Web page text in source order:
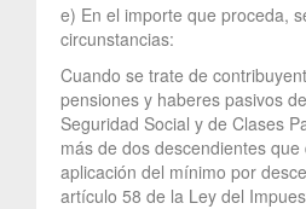
e) En el importe que proceda,
circunstancias:
Cuando se trate de
pensiones y haberes pasivos
Seguridad Social y de Clases
más de dos descendientes
aplicación del mínimo por
artículo 58 de la Ley del